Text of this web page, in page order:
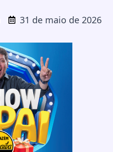
31 de maio de 2026